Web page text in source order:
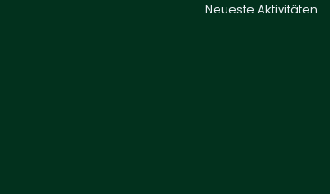
Neueste Aktivitäten